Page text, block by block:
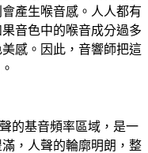
產生喉音感。人人都有
音色中的喉音成分過多
感。因此，音響師把這
的基音頻率區域，是一
，人聲的輪廓明朗，整